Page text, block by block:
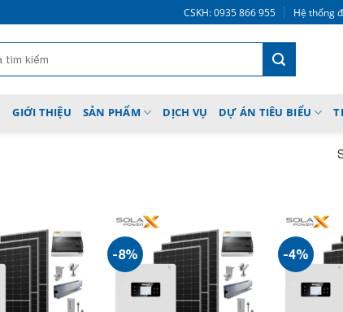
CSKH: 0935 866 955 Hệ thống
GIỚI THIỆU SẢN PHẨM DỊCH VỤ DỰ ÁN TIÊU BIỂU
Add to
wishlist
-8%
Add to
wishlist
-4%